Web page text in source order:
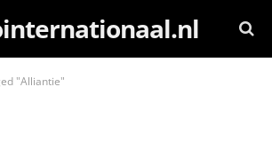
"Alliantie"